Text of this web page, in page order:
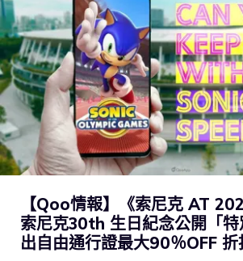
【Qoo情報】《索尼克 AT
索尼克30th 生日紀念公開「
出自由通行證最大90％OFF 折